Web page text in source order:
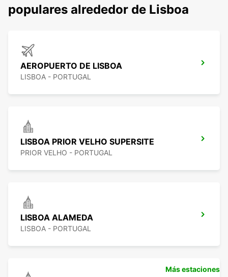
populares alrededor de Lisboa
AEROPUERTO DE LISBOA
LISBOA - PORTUGAL
LISBOA PRIOR VELHO SUPERSITE
PRIOR VELHO - PORTUGAL
LISBOA ALAMEDA
LISBOA - PORTUGAL
Más estaciones